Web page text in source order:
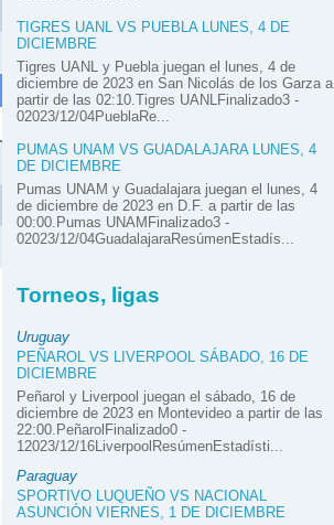
TIGRES UANL VS PUEBLA LUNES, 4 DE
DICIEMBRE
Tigres UANL y Puebla juegan el lunes, 4 de
diciembre de 2023 en San Nicolás de los Garza a
partir de las 02:10.Tigres UANLFinalizado3 -
02023/12/04PueblaRe...
PUMAS UNAM VS GUADALAJARA LUNES, 4
DE DICIEMBRE
Pumas UNAM y Guadalajara juegan el lunes, 4
de diciembre de 2023 en D.F. a partir de las
00:00.Pumas UNAMFinalizado3 -
02023/12/04GuadalajaraResúmenEstadís...
Torneos, ligas
Uruguay
PEÑAROL VS LIVERPOOL SÁBADO, 16 DE
DICIEMBRE
Peñarol y Liverpool juegan el sábado, 16 de
diciembre de 2023 en Montevideo a partir de las
22:00.PeñarolFinalizado0 -
12023/12/16LiverpoolResúmenEstadísti...
Paraguay
SPORTIVO LUQUEÑO VS NACIONAL
ASUNCIÓN VIERNES, 1 DE DICIEMBRE